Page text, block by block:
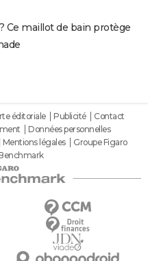
Ce maillot de bain protège
éditoriale Publicité
Contact
Données personnelles
Mentions légales
Groupe Figaro